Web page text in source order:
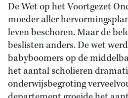
De Wet op het Voortgezet
moeder aller
leven beschoren. Maar de
beslisten anders. De wet
babyboomers op de
het aantal scholieren
onderwijsbegroting